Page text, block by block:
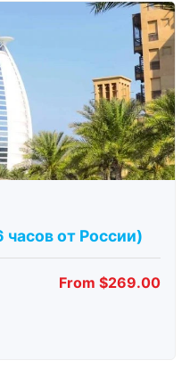
от России)
From $269.00